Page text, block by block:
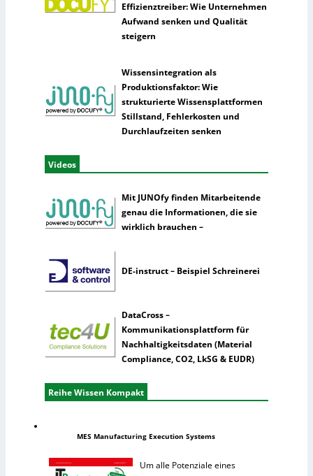
Effizienztreiber: Wie Unternehmen
Aufwand senken und Qualität
steigern
Wissensintegration als
Produktionsfaktor: Wie
strukturierte Wissensplattformen
Stillstand, Fehlerkosten und
Durchlaufzeiten senken
Videos
Mit JUNOfy finden Mitarbeitende
genau die Informationen, die sie
wirklich brauchen –
DE-instruct – Beispiel Schreinerei
DataCross –
Kommunikationsplattform für
Nachhaltigkeitsdaten (Material
Compliance, CO2, LkSG & EUDR)
Reihe Wissen Kompakt
MES Manufacturing Execution Systems
Um alle Potenziale eines